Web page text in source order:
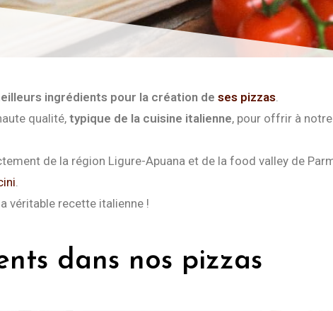
ingrédients pour la création de ses pizzas.
qualité, typique de la cuisine italienne, pour offrir à
de la région Ligure-Apuana et de la food valley de
.
véritable recette italienne !
dans nos pizzas